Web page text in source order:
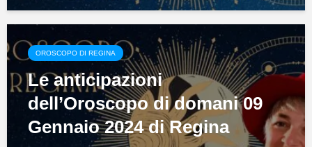
OROSCOPO DI REGINA
Le anticipazioni
dell’Oroscopo di domani 09
Gennaio 2024 di Regina